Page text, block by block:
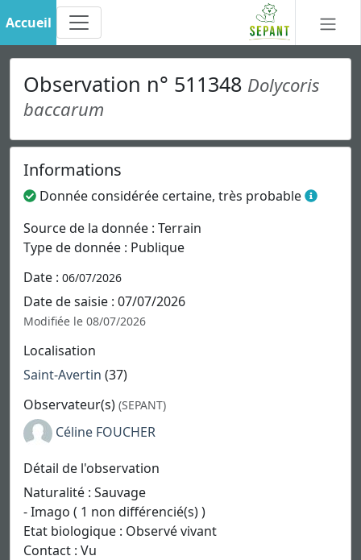
Accueil
Observation n° 511348 Dolycoris
baccarum
Informations
Donnée considérée certaine, très probable
Source de la donnée : Terrain
Type de donnée : Publique
Date : 06/07/2026
Date de saisie : 07/07/2026
Modifiée le 08/07/2026
Localisation
Saint-Avertin (37)
Observateur(s) (SEPANT)
Céline FOUCHER
Détail de l'observation
Naturalité : Sauvage
- Imago ( 1 non différencié(s) )
Etat biologique : Observé vivant
Contact : Vu